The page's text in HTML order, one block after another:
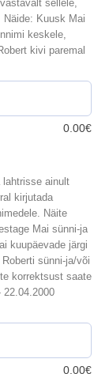
sellele,
Näide: Kuusk Mai
keskele,
kivi paremal
0.00€
lahtrisse ainult
kirjutada
Näite
Mai sünni-ja
kuupäevade järgi
sünni-ja/või
korrektsust saate
22.04.2000
0.00€